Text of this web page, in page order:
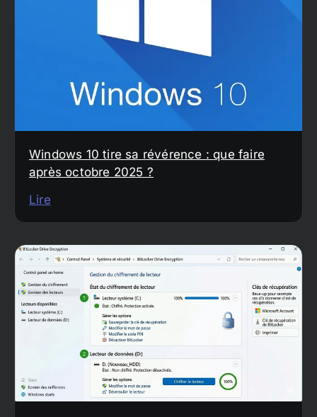
Windows 10 tire sa révérence : que faire
après octobre 2025 ?
Lire